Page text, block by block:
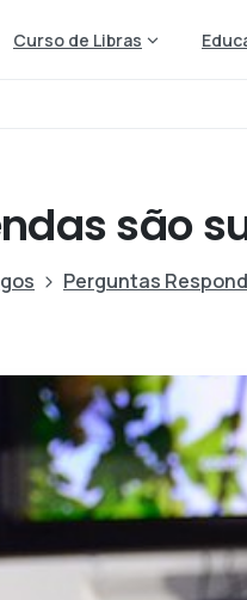
Curso de Libras
são
Perguntas